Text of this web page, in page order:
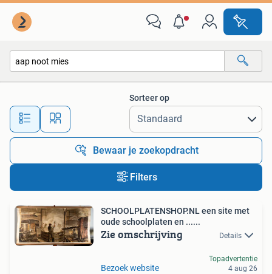
Alle afstanden…
Sorteer op
Bewaar je zoekopdracht
Filters
SCHOOLPLATENSHOP.NL een site met
oude schoolplaten en ......
Zie omschrijving Details
Bezoek website
Topadvertentie
4 aug 26